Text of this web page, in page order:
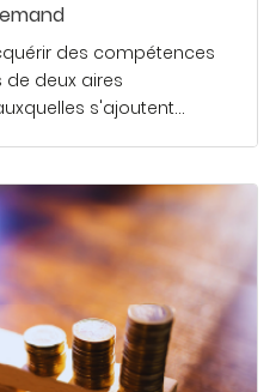
des compétences
de deux aires
s'ajoutent…